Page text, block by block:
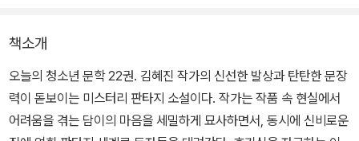
책소개
오늘의 청소년 문학 22권. 김혜진 작가의 신선한 발상과 탄탄한 문장
력이 돋보이는 미스터리 판타지 소설이다. 작가는 작품 속 현실에서
어려움을 겪는 담이의 마음을 세밀하게 묘사하면서, 동시에 신비로운